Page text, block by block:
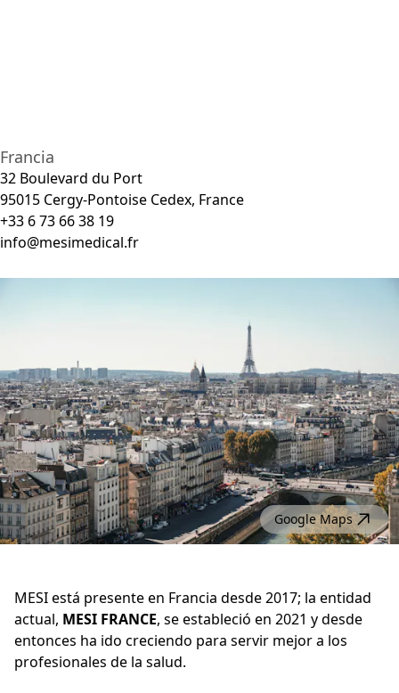
Francia
32 Boulevard du Port
95015 Cergy-Pontoise Cedex, France
+33 6 73 66 38 19
info@mesimedical.fr
Google Maps
MESI está presente en Francia desde 2017; la entidad
actual, MESI FRANCE, se estableció en 2021 y desde
entonces ha ido creciendo para servir mejor a los
profesionales de la salud.